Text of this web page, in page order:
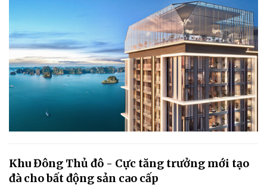
Khu Đông Thủ đô - Cực tăng trưởng mới tạo
đà cho bất động sản cao cấp